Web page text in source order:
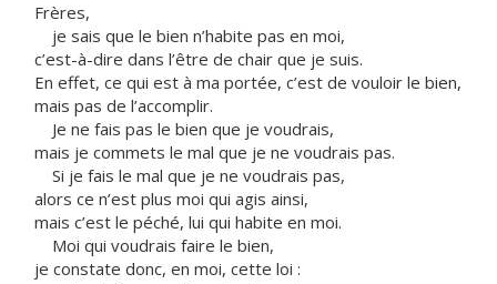
Frères,
je sais que le bien n’habite pas en moi,
c’est-à-dire dans l’être de chair que je suis.
En effet, ce qui est à ma portée, c’est de vouloir le bien,
mais pas de l’accomplir.
Je ne fais pas le bien que je voudrais,
mais je commets le mal que je ne voudrais pas.
Si je fais le mal que je ne voudrais pas,
alors ce n’est plus moi qui agis ainsi,
mais c’est le péché, lui qui habite en moi.
Moi qui voudrais faire le bien,
je constate donc, en moi, cette loi :